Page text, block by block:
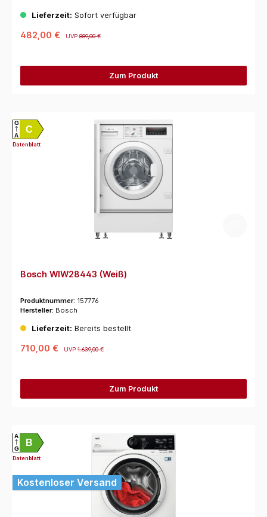
Lieferzeit: Sofort verfügbar
482,00 € UVP889,00 €
Zum Produkt
C
G
A
Datenblatt
Bosch WIW28443 (Weiß)
Produktnummer: 157776
Hersteller: Bosch
Lieferzeit: Bereits bestellt
710,00 € UVP1.639,00 €
Zum Produkt
B
A
G
Datenblatt
Kostenloser Versand